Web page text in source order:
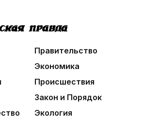
Правительство
Экономика
Происшествия
Закон и Порядок
Экология